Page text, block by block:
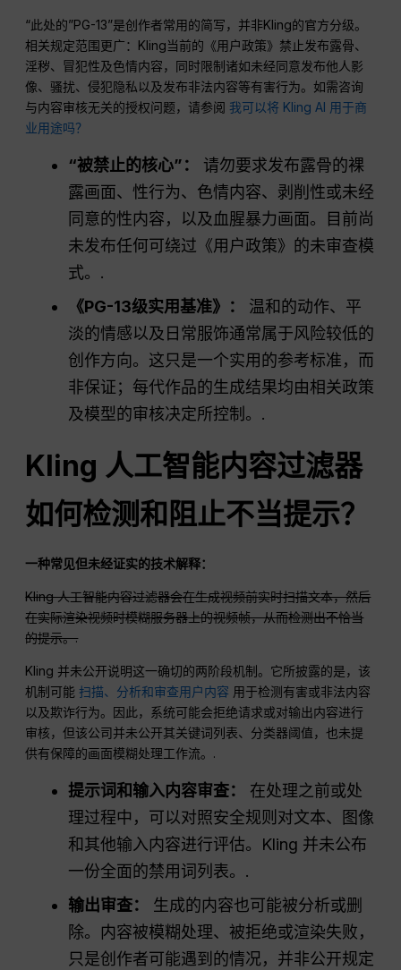
“此处的”PG-13”是创作者常用的简写，并非Kling的官方分级。
相关规定范围更广：Kling当前的《用户政策》禁止发布露骨、
淫秽、冒犯性及色情内容，同时限制诸如未经同意发布他人影
像、骚扰、侵犯隐私以及发布非法内容等有害行为。如需咨询
与内容审核无关的授权问题，请参阅 我可以将 Kling AI 用于商
业用途吗？
“被禁止的核心”：
请勿要求发布露骨的裸
露画面、性行为、色情内容、剥削性或未经
同意的性内容，以及血腥暴力画面。目前尚
未发布任何可绕过《用户政策》的未审查模
式。.
《PG-13级实用基准》：
温和的动作、平
淡的情感以及日常服饰通常属于风险较低的
创作方向。这只是一个实用的参考标准，而
非保证；每代作品的生成结果均由相关政策
及模型的审核决定所控制。.
Kling 人工智能内容过滤器
如何检测和阻止不当提示？
一种常见但未经证实的技术解释：
Kling 人工智能内容过滤器会在生成视频前实时扫描文本，然后
在实际渲染视频时模糊服务器上的视频帧，从而检测出不恰当
的提示。.
Kling 并未公开说明这一确切的两阶段机制。它所披露的是，该
机制可能 扫描、分析和审查用户内容 用于检测有害或非法内容
以及欺诈行为。因此，系统可能会拒绝请求或对输出内容进行
审核，但该公司并未公开其关键词列表、分类器阈值，也未提
供有保障的画面模糊处理工作流。.
提示词和输入内容审查：
在处理之前或处
理过程中，可以对照安全规则对文本、图像
和其他输入内容进行评估。Kling 并未公布
一份全面的禁用词列表。.
输出审查：
生成的内容也可能被分析或删
除。内容被模糊处理、被拒绝或渲染失败，
只是创作者可能遇到的情况，并非公开规定